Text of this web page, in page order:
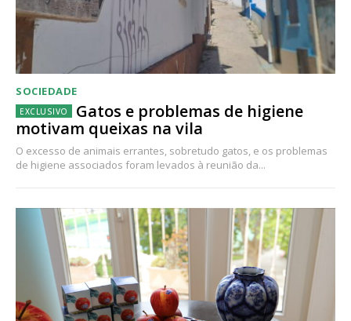
SOCIEDADE
Gatos e problemas de higiene
motivam queixas na vila
O excesso de animais errantes, sobretudo gatos, e os problemas
de higiene associados foram levados à reunião da...